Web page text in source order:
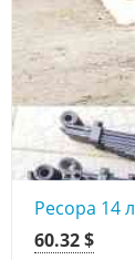
Ресора 14
60.32 $